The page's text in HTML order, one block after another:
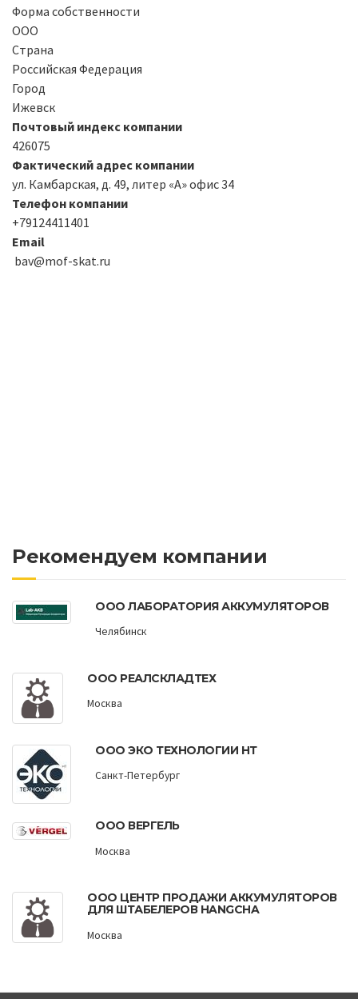
Форма собственности
ООО
Страна
Российская Федерация
Город
Ижевск
Почтовый индекс компании
426075
Фактический адрес компании
ул. Камбарская, д. 49, литер «А» офис 34
Телефон компании
+79124411401
Email
bav@mof-skat.ru
Рекомендуем компании
ООО ЛАБОРАТОРИЯ АККУМУЛЯТОРОВ
Челябинск
ООО РЕАЛСКЛАДТЕХ
Москва
ООО ЭКО ТЕХНОЛОГИИ НТ
Санкт-Петербург
ООО ВЕРГЕЛЬ
Москва
ООО ЦЕНТР ПРОДАЖИ АККУМУЛЯТОРОВ
ДЛЯ ШТАБЕЛЕРОВ HANGCHA
Москва